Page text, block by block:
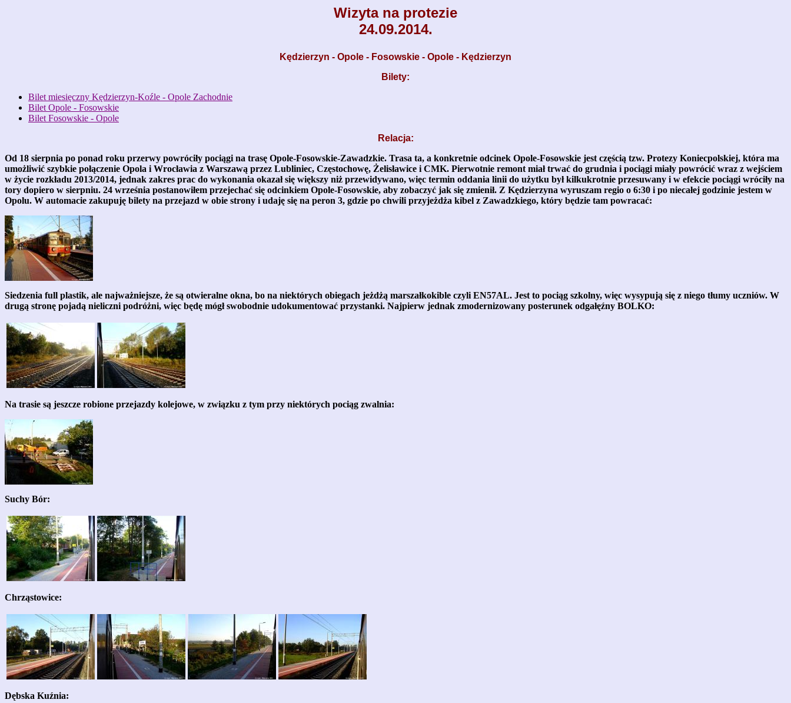
Wizyta na protezie
24.09.2014.
Kędzierzyn - Opole - Fosowskie - Opole - Kędzierzyn
Bilety:
Bilet miesięczny Kędzierzyn-Koźle - Opole Zachodnie
Bilet Opole - Fosowskie
Bilet Fosowskie - Opole
Relacja:
Od 18 sierpnia po ponad roku przerwy powróciły pociągi na trasę Opole-Fosowskie-Zawadzkie. Trasa ta, a konkretnie odcinek Opole-Fosowskie jest częścią tzw. Protezy Koniecpolskiej, która ma
umożliwić szybkie połączenie Opola i Wrocławia z Warszawą przez Lubliniec, Częstochowę, Żelisławice i CMK. Pierwotnie remont miał trwać do grudnia i pociągi miały powrócić wraz z wejściem
w życie rozkładu 2013/2014, jednak zakres prac do wykonania okazał się większy niż przewidywano, więc termin oddania linii do użytku był kilkukrotnie przesuwany i w efekcie pociągi wróciły na
tory dopiero w sierpniu. 24 września postanowiłem przejechać się odcinkiem Opole-Fosowskie, aby zobaczyć jak się zmienił. Z Kędzierzyna wyruszam regio o 6:30 i po niecałej godzinie jestem w
Opolu. W automacie zakupuję bilety na przejazd w obie strony i udaję się na peron 3, gdzie po chwili przyjeżdża kibel z Zawadzkiego, który będzie tam powracać:
Siedzenia full plastik, ale najważniejsze, że są otwieralne okna, bo na niektórych obiegach jeżdżą marszałkokible czyli EN57AL. Jest to pociąg szkolny, więc wysypują się z niego tłumy uczniów. W
drugą stronę pojadą nieliczni podróżni, więc będę mógł swobodnie udokumentować przystanki. Najpierw jednak zmodernizowany posterunek odgałęźny BOLKO:
Na trasie są jeszcze robione przejazdy kolejowe, w związku z tym przy niektórych pociąg zwalnia:
Suchy Bór:
Chrząstowice:
Dębska Kuźnia: